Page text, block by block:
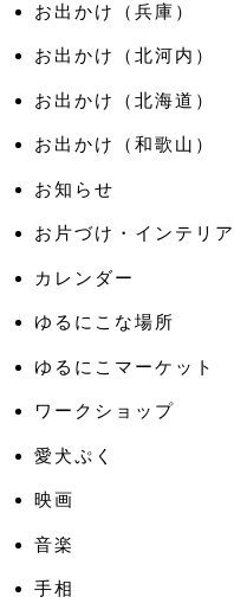
お出かけ（兵庫）
お出かけ（北河内）
お出かけ（北海道）
お出かけ（和歌山）
お知らせ
お片づけ・インテリア
カレンダー
ゆるにこな場所
ゆるにこマーケット
ワークショップ
愛犬ぷく
映画
音楽
手相